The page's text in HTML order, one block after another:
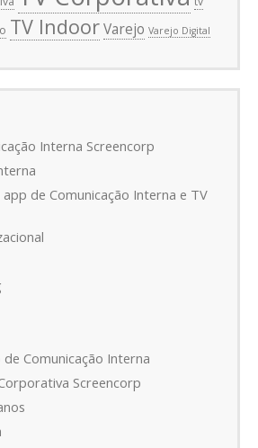
TV IndoorVarejo Varejo Digital
Interna Screencorp
de Comunicação Interna e TV
Comunicação Interna
Screencorp